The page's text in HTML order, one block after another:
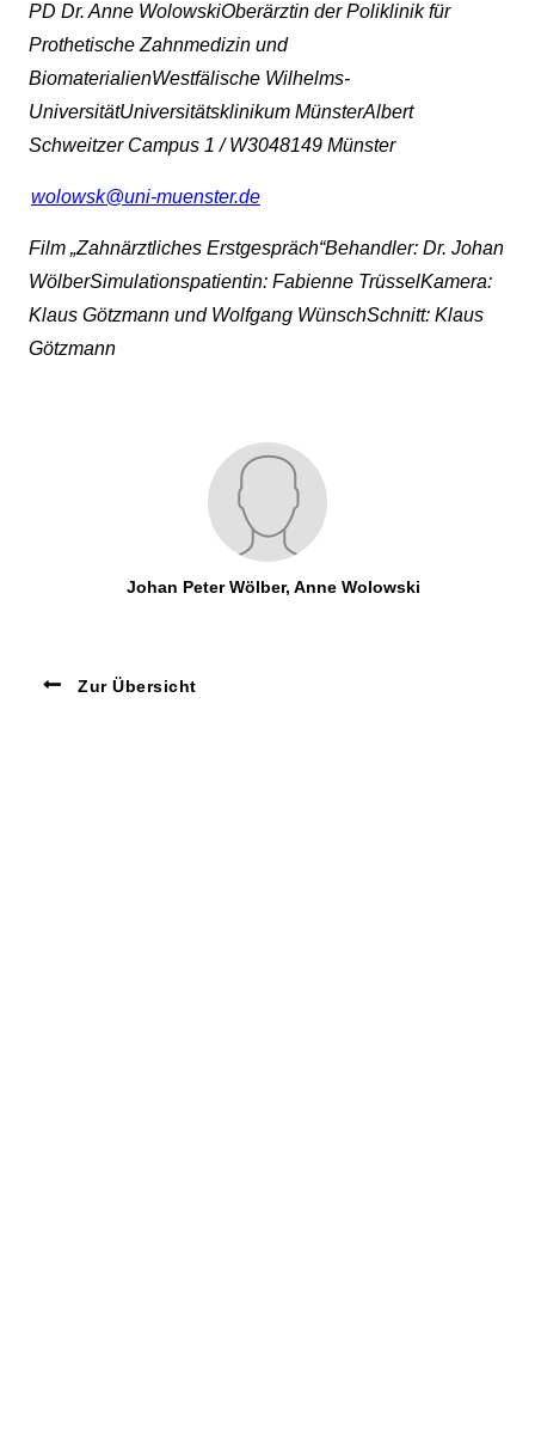
PD Dr. Anne WolowskiOberärztin der Poliklinik für
Prothetische Zahnmedizin und
BiomaterialienWestfälische Wilhelms-
UniversitätUniversitätsklinikum MünsterAlbert
Schweitzer Campus 1 / W3048149 Münster
wolowsk@uni-muenster.de
Film „Zahnärztliches Erstgespräch“Behandler: Dr. Johan
WölberSimulationspatientin: Fabienne TrüsselKamera:
Klaus Götzmann und Wolfgang WünschSchnitt: Klaus
Götzmann
Johan Peter Wölber, Anne Wolowski
Zur Übersicht